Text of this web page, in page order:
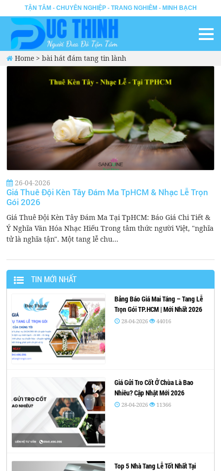
TẬN TÂM - CHUYÊN NGHIỆP - TRANG NGHIÊM - MINH BẠCH
Home >bài hát đám tang tin lành
26-04-2026
Giá Thuê Đội Kèn Tây Đám Ma TpHCM & Nhạc Lễ Trọn
Gói 2026
Giá Thuê Đội Kèn Tây Đám Ma Tại TpHCM: Báo Giá Chi Tiết &
Ý Nghĩa Văn Hóa Nhạc Hiếu Trong tâm thức người Việt, "nghĩa
tử là nghĩa tận". Một tang lễ chu...
TIN MỚI NHẤT
Bảng Báo Giá Mai Táng – Tang Lễ
Trọn Gói TP.HCM | Mới Nhất 2026
28-04-2026 44016
Giá Gửi Tro Cốt Ở Chùa Là Bao
Nhiêu? Cập Nhật Mới 2026
28-04-2026 11366
Top 5 Nhà Tang Lễ Tốt Nhất Tại